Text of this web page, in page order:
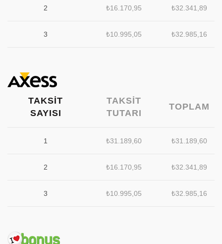
2 ₺16.170,95 ₺32.341,89
3 ₺10.995,05 ₺32.985,16
TAKSIT
SAYISI
TAKSIT
TUTARI
TOPLAM
1 ₺31.189,60 ₺31.189,60
2 ₺16.170,95 ₺32.341,89
3 ₺10.995,05 ₺32.985,16